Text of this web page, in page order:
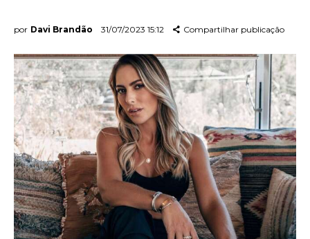
por Davi Brandão 31/07/2023 15:12 Compartilhar publicação